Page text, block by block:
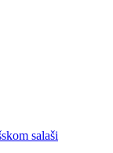
salaši